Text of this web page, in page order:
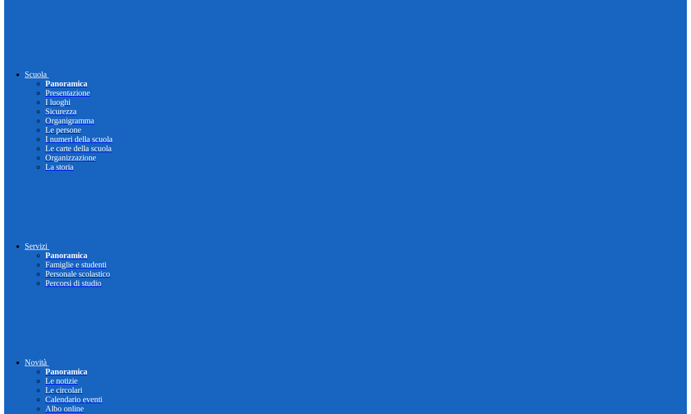
Scuola
Panoramica
Presentazione
I luoghi
Sicurezza
Organigramma
Le persone
I numeri della scuola
Le carte della scuola
Organizzazione
La storia
Servizi
Panoramica
Famiglie e studenti
Personale scolastico
Percorsi di studio
Novità
Panoramica
Le notizie
Le circolari
Calendario eventi
Albo online